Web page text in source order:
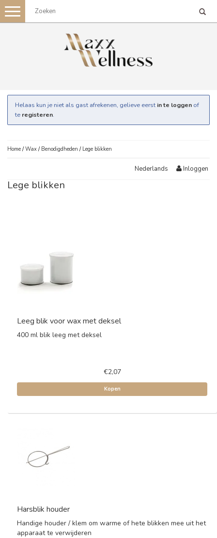
Toggle
navigation
Helaas kun je niet als gast afrekenen, gelieve eerst in te loggen of
te registeren.
Home /Wax / Benodigdheden / Lege blikken
Nederlands Inloggen
Lege blikken
Leeg blik voor wax met deksel
400 ml blik leeg met deksel
€2,07
Kopen
Harsblik houder
Handige houder / klem om warme of hete blikken mee uit het
apparaat te verwijderen